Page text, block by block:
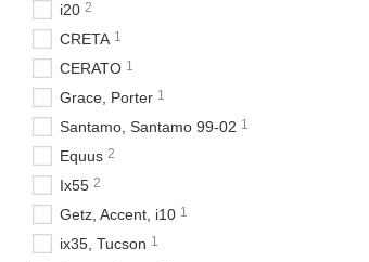
i20 2
CRETA 1
CERATO 1
Grace, Porter 1
Santamo, Santamo 99-02 1
Equus 2
Ix55 2
Getz, Accent, i10 1
ix35, Tucson 1